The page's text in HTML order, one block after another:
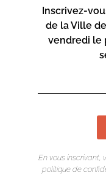
Inscrivez-
de la Ville
vendredi le
En vous inscrivant,
politique de